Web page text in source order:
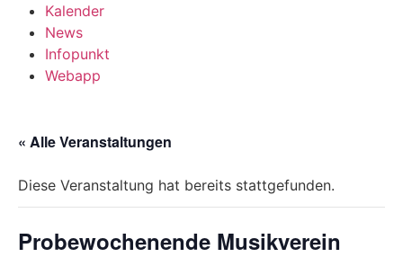
Kalender
News
Infopunkt
Webapp
« Alle Veranstaltungen
Diese Veranstaltung hat bereits stattgefunden.
Probewochenende Musikverein